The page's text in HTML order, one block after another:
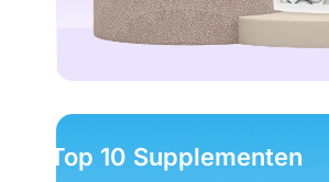
Top 10 Supplementen